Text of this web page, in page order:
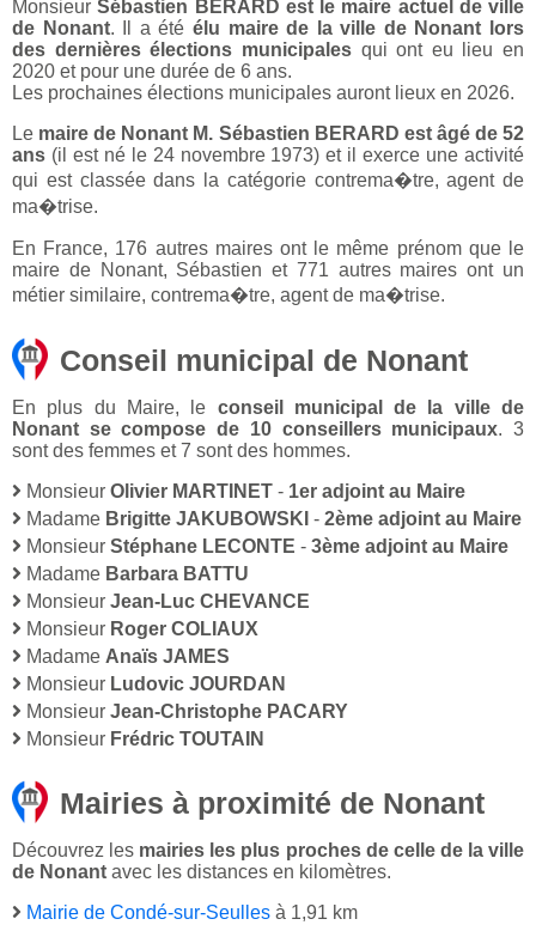
MonsieurSébastien BERARD est le maire actuel de ville
de Nonant. Il a été élu maire de la ville de Nonant lors
des dernières élections municipalesqui ont eu lieu en
2020 et pour une durée de 6 ans.
Les prochaines élections municipales auront lieux en 2026.
Le maire de Nonant M. Sébastien BERARD est âgé de 52
ans (il est né le 24 novembre 1973) et il exerce une activité
qui est classée dans la catégorie contrema�tre, agent de
ma�trise.
En France, 176 autres maires ont le même prénom que le
maire de Nonant, Sébastien et 771 autres maires ont un
métier similaire, contrema�tre, agent de ma�trise.
Conseil municipal de Nonant
En plus du Maire, le conseil municipal de la ville de
Nonant se compose de 10 conseillers municipaux. 3
sont des femmes et 7 sont des hommes.
Monsieur Olivier MARTINET - 1er adjoint au Maire
Madame Brigitte JAKUBOWSKI - 2ème adjoint au Maire
Monsieur Stéphane LECONTE - 3ème adjoint au Maire
Madame Barbara BATTU
Monsieur Jean-Luc CHEVANCE
Monsieur Roger COLIAUX
Madame Anaïs JAMES
Monsieur Ludovic JOURDAN
Monsieur Jean-Christophe PACARY
Monsieur Frédric TOUTAIN
Mairies à proximité de Nonant
Découvrez les mairies les plus proches de celle de la ville
de Nonant avec les distances en kilomètres.
Mairie de Condé-sur-Seulles à 1,91 km